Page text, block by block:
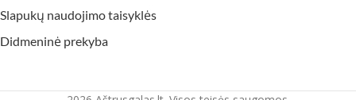
Slapukų naudojimo taisyklės
Didmeninė prekyba